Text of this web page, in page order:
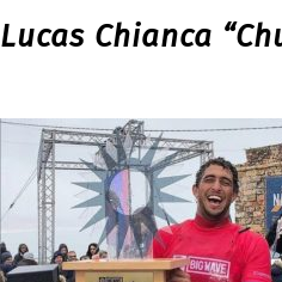
Lucas Chianca